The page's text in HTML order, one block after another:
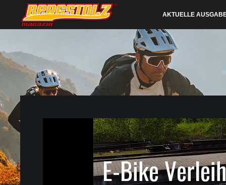
AKTUELLE